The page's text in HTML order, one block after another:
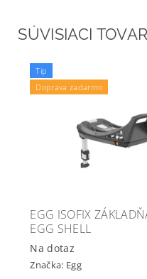
SÚVISIACI TOVAR
Tip
Doprava zadarmo
EGG ISOFIX
EGG SHELL
Na dotaz
Značka: Egg